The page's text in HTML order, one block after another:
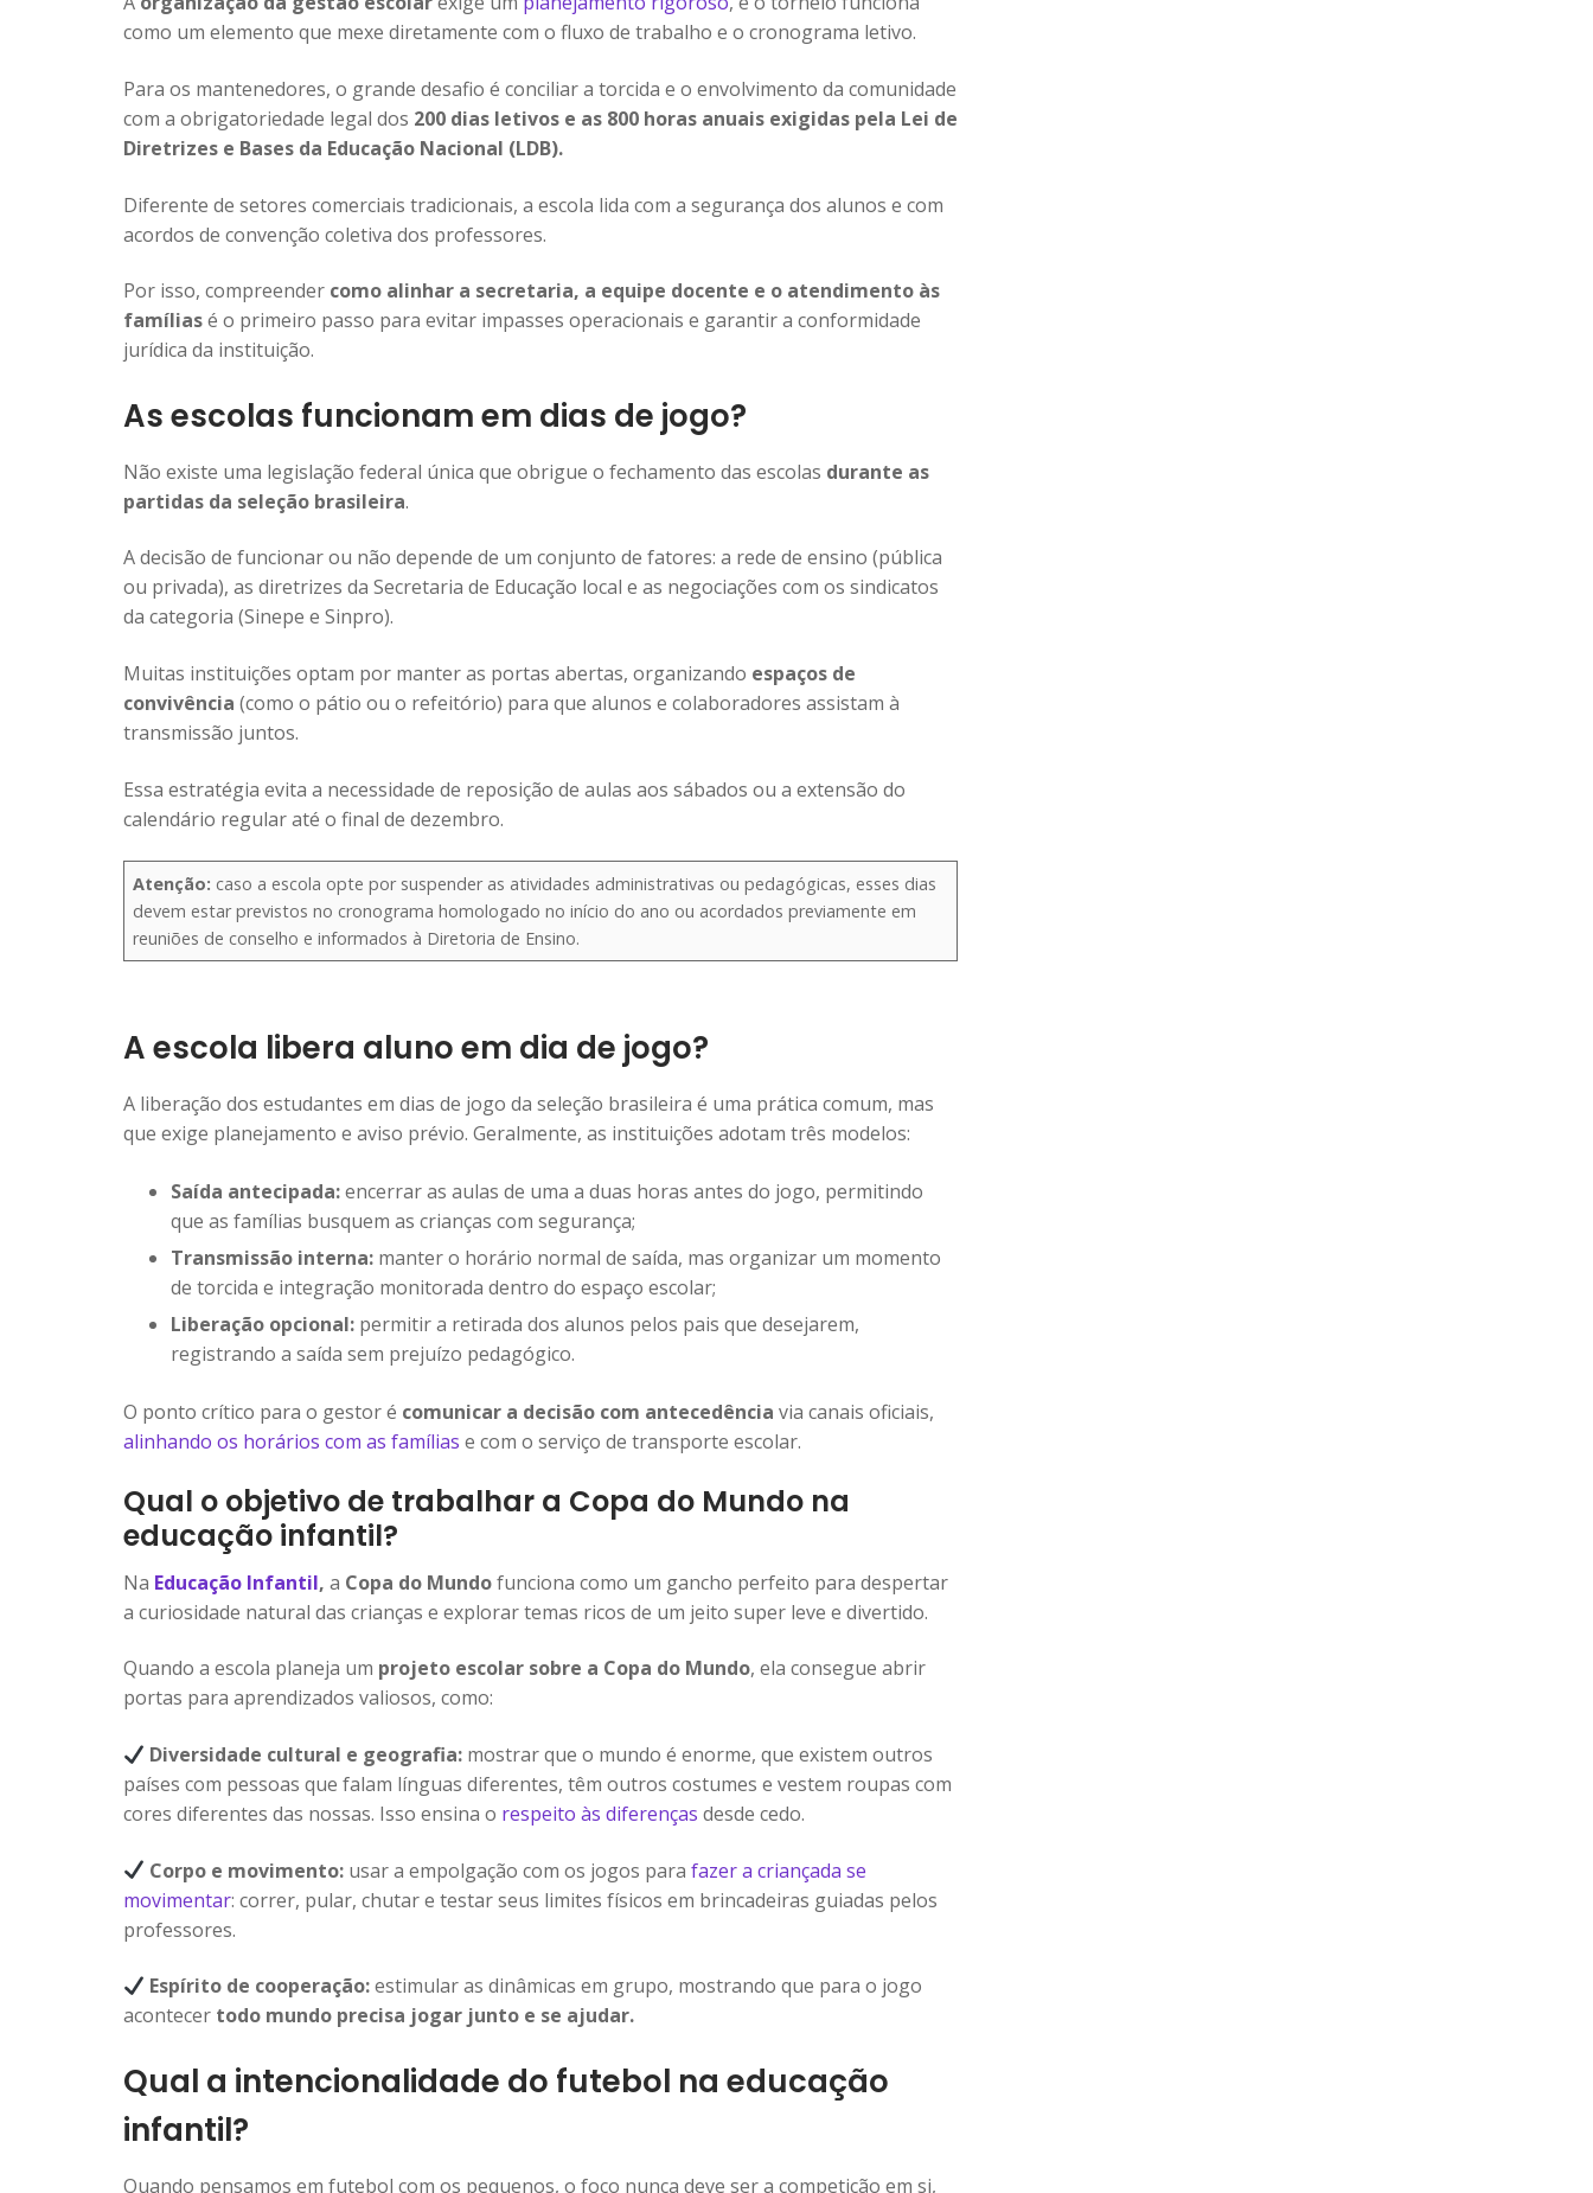
como um elemento que mexe diretamente com o fluxo de trabalho e o cronograma letivo.
Para os mantenedores, o grande desafio é conciliar a torcida e o envolvimento da comunidade
com a obrigatoriedade legal dos 200 dias letivos e as 800 horas anuais exigidas pela Lei de
Diretrizes e Bases da Educação Nacional (LDB).
Diferente de setores comerciais tradicionais, a escola lida com a segurança dos alunos e com
acordos de convenção coletiva dos professores.
Por isso, compreender como alinhar a secretaria, a equipe docente e o atendimento às
famíliasé o primeiro passo para evitar impasses operacionais e garantir a conformidade
jurídica da instituição.
As escolas funcionam em dias de jogo?
Não existe uma legislação federal única que obrigue o fechamento das escolas durante as
partidas da seleção brasileira.
A decisão de funcionar ou não depende de um conjunto de fatores: a rede de ensino (pública
ou privada), as diretrizes da Secretaria de Educação local e as negociações com os sindicatos
da categoria (Sinepe e Sinpro).
Muitas instituições optam por manter as portas abertas, organizando espaços de
convivência (como o pátio ou o refeitório) para que alunos e colaboradores assistam à
transmissão juntos.
Essa estratégia evita a necessidade de reposição de aulas aos sábados ou a extensão do
calendário regular até o final de dezembro.
Atenção: caso a escola opte por suspender as atividades administrativas ou pedagógicas, esses dias
devem estar previstos no cronograma homologado no início do ano ou acordados previamente em
reuniões de conselho e informados à Diretoria de Ensino.
A escola libera aluno em dia de jogo?
A liberação dos estudantes em dias de jogo da seleção brasileira é uma prática comum, mas
que exige planejamento e aviso prévio. Geralmente, as instituições adotam três modelos:
Saída antecipada:encerrar as aulas de uma a duas horas antes do jogo, permitindo
que as famílias busquem as crianças com segurança;
Transmissão interna: manter o horário normal de saída, mas organizar um momento
de torcida e integração monitorada dentro do espaço escolar;
Liberação opcional: permitir a retirada dos alunos pelos pais que desejarem,
registrando a saída sem prejuízo pedagógico.
O ponto crítico para o gestor é comunicar a decisão com antecedência via canais oficiais,
alinhando os horários com as famílias e com o serviço de transporte escolar.
Qual o objetivo de trabalhar a Copa do Mundo na
educação infantil?
Na Educação Infantil, a Copa do Mundofunciona como um gancho perfeito para despertar
a curiosidade natural das crianças e explorar temas ricos de um jeito super leve e divertido.
Quando a escola planeja um projeto escolar sobre a Copa do Mundo, ela consegue abrir
portas para aprendizados valiosos, como:
Diversidade cultural e geografia: mostrar que o mundo é enorme, que existem outros
países com pessoas que falam línguas diferentes, têm outros costumes e vestem roupas com
cores diferentes das nossas. Isso ensina o respeito às diferenças desde cedo.
Corpo e movimento: usar a empolgação com os jogos parafazer a criançada se
movimentar: correr, pular, chutar e testar seus limites físicos em brincadeiras guiadas pelos
professores.
Espírito de cooperação:estimular as dinâmicas em grupo, mostrando que para o jogo
acontecer todo mundo precisa jogar junto e se ajudar.
Qual a intencionalidade do futebol na educação
infantil?
Quando pensamos em futebol com os pequenos, o foco nunca deve ser a competição em si,